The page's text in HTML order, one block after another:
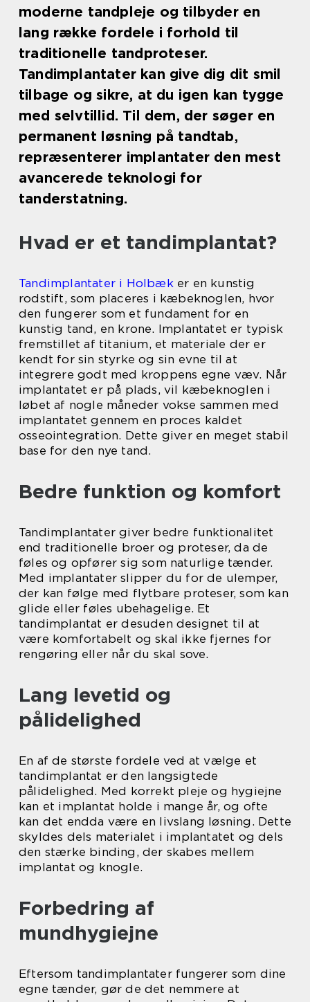
moderne tandpleje og tilbyder en
lang række fordele i forhold til
traditionelle tandproteser.
Tandimplantater kan give dig dit smil
tilbage og sikre, at du igen kan tygge
med selvtillid. Til dem, der søger en
permanent løsning på tandtab,
repræsenterer implantater den mest
avancerede teknologi for
tanderstatning.
Hvad er et tandimplantat?
Tandimplantater i Holbæker en kunstig
rodstift, som placeres i kæbeknoglen, hvor
den fungerer som et fundament for en
kunstig tand, en krone. Implantatet er typisk
fremstillet af titanium, et materiale der er
kendt for sin styrke og sin evne til at
integrere godt med kroppens egne væv. Når
implantatet er på plads, vil kæbeknoglen i
løbet af nogle måneder vokse sammen med
implantatet gennem en proces kaldet
osseointegration. Dette giver en meget stabil
base for den nye tand.
Bedre funktion og komfort
Tandimplantater giver bedre funktionalitet
end traditionelle broer og proteser, da de
føles og opfører sig som naturlige tænder.
Med implantater slipper du for de ulemper,
der kan følge med flytbare proteser, som kan
glide eller føles ubehagelige. Et
tandimplantat er desuden designet til at
være komfortabelt og skal ikke fjernes for
rengøring eller når du skal sove.
Lang levetid og
pålidelighed
En af de største fordele ved at vælge et
tandimplantat er den langsigtede
pålidelighed. Med korrekt pleje og hygiejne
kan et implantat holde i mange år, og ofte
kan det endda være en livslang løsning. Dette
skyldes dels materialet i implantatet og dels
den stærke binding, der skabes mellem
implantat og knogle.
Forbedring af
mundhygiejne
Eftersom tandimplantater fungerer som dine
egne tænder, gør de det nemmere at